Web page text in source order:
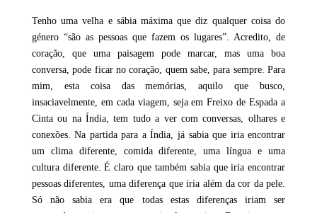
Tenho uma velha e sábia máxima que diz qualquer coisa do
género “são as pessoas que fazem os lugares”. Acredito, de
coração, que uma paisagem pode marcar, mas uma boa
conversa, pode ficar no coração, quem sabe, para sempre. Para
mim, esta coisa das memórias, aquilo que busco,
insaciavelmente, em cada viagem, seja em Freixo de Espada a
Cinta ou na Índia, tem tudo a ver com conversas, olhares e
conexões. Na partida para a Índia, já sabia que iria encontrar
um clima diferente, comida diferente, uma língua e uma
cultura diferente. É claro que também sabia que iria encontrar
pessoas diferentes, uma diferença que iria além da cor da pele.
Só não sabia era que todas estas diferenças iriam ser